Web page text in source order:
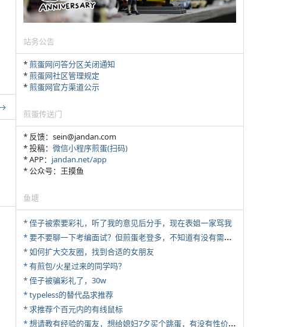
站务公告
*煎蛋网问答分区关闭通知
*煎蛋网社区管理规定
*煎蛋网官方渠道公示
煎蛋传送门
* 反馈：sein@jandan.com
* 投稿： 微信小程序煎蛋(扫码)
* APP： jandan.net/app
* 公众号：王摸鱼
鱼塘
* 侄子被索要彩礼，听了我的意见后分手，现在表姐一家骂我
*
要不要聊一下考编面试？但煎蛋老登多，不知道有没有需要的蛋友。
* 如何扩大交友圈，找到合适的女朋友
* 有煎包/火星过来的同学吗？
* 侄子被骗彩礼了，30w
* typeless的替代品求推荐
* 求推荐个百元内的有线鼠标
*
想请教有经验的蛋友，想给媳妇7夕买个跳蛋，有没有性价比高的推荐